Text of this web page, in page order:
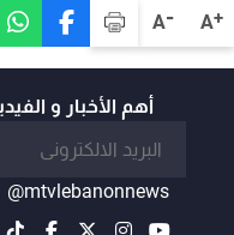
A+
A-
أهم الأخبار و
@mtvlebanonnews